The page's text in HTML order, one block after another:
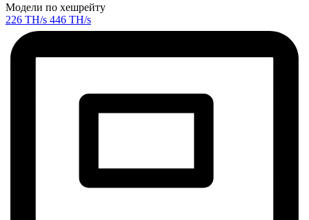
Модели по хешрейту
226 TH/s 446 TH/s